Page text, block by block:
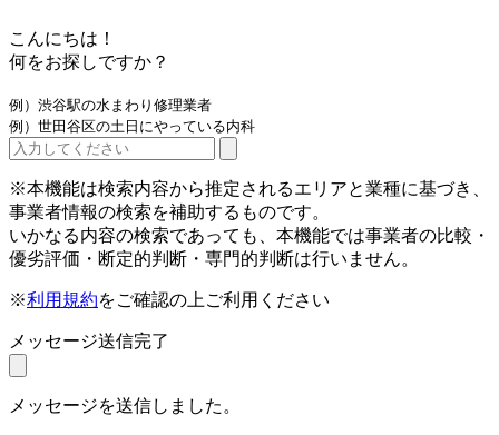
こんにちは！
何をお探しですか？
例）渋谷駅の水まわり修理業者
例）世田谷区の土日にやっている内科
※本機能は検索内容から推定されるエリアと業種に基づき、
事業者情報の検索を補助するものです。
いかなる内容の検索であっても、本機能では事業者の比較・
優劣評価・断定的判断・専門的判断は行いません。
※利用規約をご確認の上ご利用ください
メッセージ送信完了
メッセージを送信しました。